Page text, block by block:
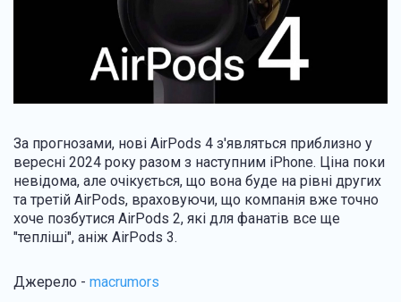
За прогнозами, нові AirPods 4 з'являться приблизно у
вересні 2024 року разом з наступним iPhone. Ціна поки
невідома, але очікується, що вона буде на рівні других
та третій AirPods, враховуючи, що компанія вже точно
хоче позбутися AirPods 2, які для фанатів все ще
"тепліші", аніж AirPods 3.
Джерело - macrumors